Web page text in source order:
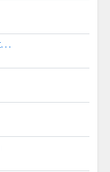
Lifeliner 4 naar Groningen Airport Eelde, Stellingenweg